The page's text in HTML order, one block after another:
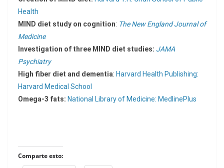
Health
MIND diet study on cognition: The New England Journal of
Medicine
Investigation of three MIND diet studies: JAMA
Psychiatry
High fiber diet and dementia: Harvard Health Publishing:
Harvard Medical School
Omega-3 fats: National Library of Medicine: MedlinePlus
Comparte esto: